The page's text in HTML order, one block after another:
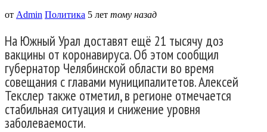
от Admin Политика 5 лет тому назад
На Южный Урал доставят ещё 21 тысячу доз
вакцины от коронавируса. Об этом сообщил
губернатор Челябинской области во время
совещания с главами муниципалитетов. Алексей
Текслер также отметил, в регионе отмечается
стабильная ситуация и снижение уровня
заболеваемости.